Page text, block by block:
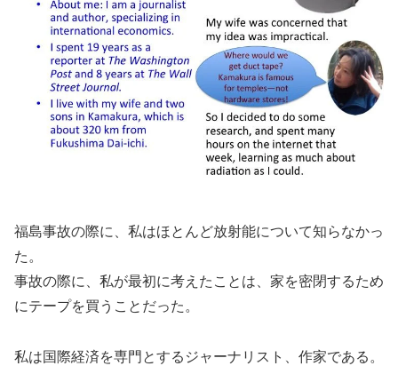
福島事故の際に、私はほとんど放射能について知らなかっ
た。
事故の際に、私が最初に考えたことは、家を密閉するため
にテープを買うことだった。
私は国際経済を専門とするジャーナリスト、作家である。